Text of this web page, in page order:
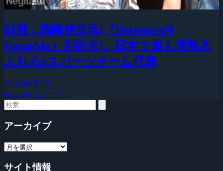
訃報：梅崎伸幸氏(『DetonatioN
FocusMe』創設者)、日本で最も情熱あ
ふれるeスポーツチーム代表
2026年8月3日
esports(eスポーツ)
アーカイブ
サイト情報